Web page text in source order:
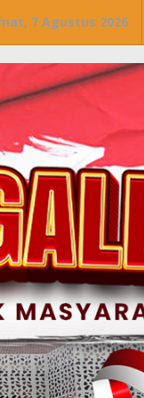
7 Agustus 2026